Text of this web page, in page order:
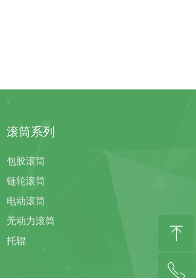
滚筒系列
包胶滚筒
链轮滚筒
电动滚筒
无动力滚筒
托辊
ꁸ
回到顶部
ꂅ